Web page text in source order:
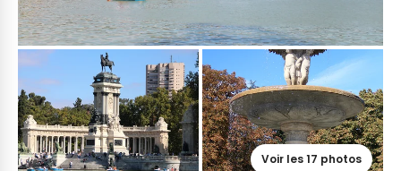
Voir les 17 photos